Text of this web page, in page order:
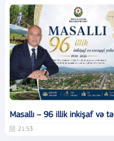
Masallı – 96 illik inkişaf və
21:53